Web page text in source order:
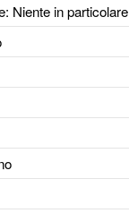
: Niente in particolare